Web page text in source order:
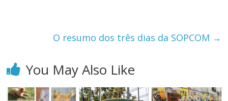
O resumo dos três dias da SOPCOM →
You May Also Like